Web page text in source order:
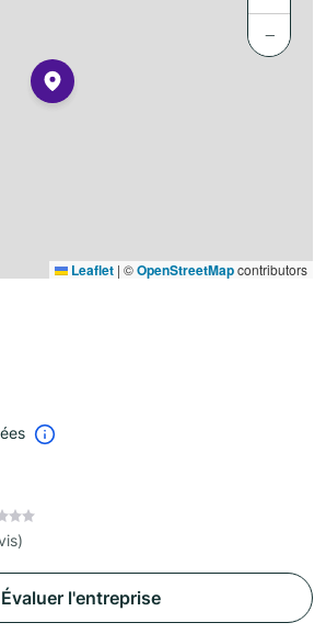
−
Leaflet | ©OpenStreetMapcontributors
Évaluer l'entreprise